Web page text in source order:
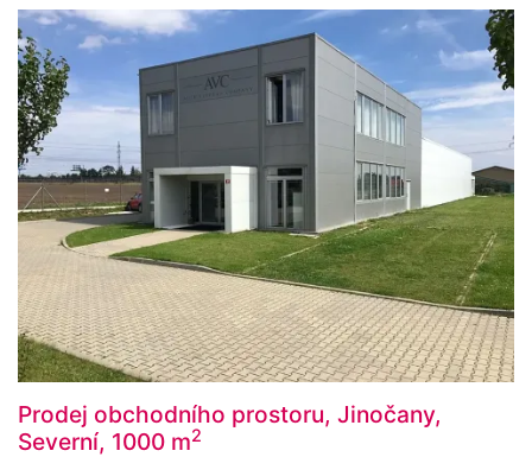
Prodej obchodního prostoru, Jinočany,
Severní, 1000 m2